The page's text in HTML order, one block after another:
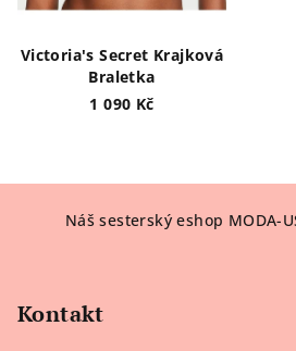
Victoria's Secret Krajková
Braletka
1 090 Kč
Náš sesterský eshop MODA-
Kontakt